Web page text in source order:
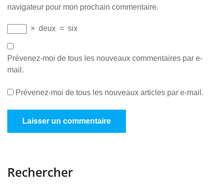
navigateur pour mon prochain commentaire.
× deux = six
Prévenez-moi de tous les nouveaux commentaires par e-
mail.
Prévenez-moi de tous les nouveaux articles par e-mail.
Rechercher